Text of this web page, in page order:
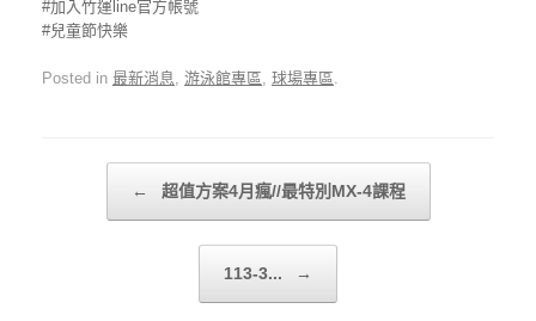
#加入竹運line官方帳號
#兒童節快樂
Posted in 最新消息 游泳館專區 球場專區
← 超值方案4月瘋//最特別MX-4課程
113-3... →